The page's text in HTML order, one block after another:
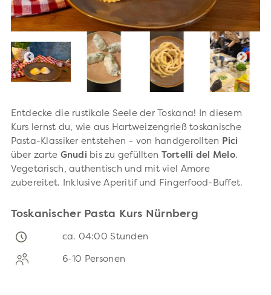
Entdecke die rustikale Seele der Toskana! In diesem
Kurs lernst du, wie aus Hartweizengrieß toskanische
Pasta-Klassiker entstehen – von handgerollten Pici
über zarte Gnudi bis zu gefüllten Tortelli del Melo.
Vegetarisch, authentisch und mit viel Amore
zubereitet. Inklusive Aperitif und Fingerfood-Buffet.
Toskanischer Pasta Kurs Nürnberg
ca. 04:00 Stunden
6-10 Personen